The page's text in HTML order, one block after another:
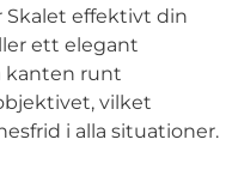
Skalet effektivt din
ett elegant
kanten runt
vilket
i alla situationer.